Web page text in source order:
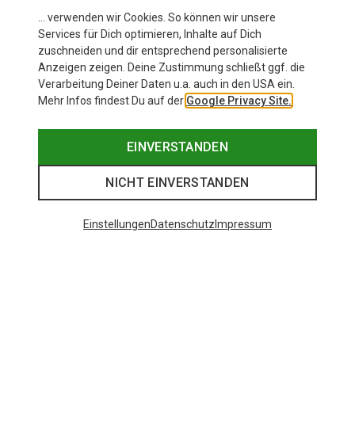
Herren Bermuda Shorts
CMP
Herren Bermuda Shorts
45,46 €
… verwenden wir Cookies. So können wir unsere
Services für Dich optimieren, Inhalte auf Dich
zuschneiden und dir entsprechend personalisierte
Anzeigen zeigen. Deine Zustimmung schließt ggf. die
Verarbeitung Deiner Daten u.a. auch in den USA ein.
Mehr Infos findest Du auf der Google Privacy Site.
EINVERSTANDEN
NICHT EINVERSTANDEN
EinstellungenDatenschutz Impressum